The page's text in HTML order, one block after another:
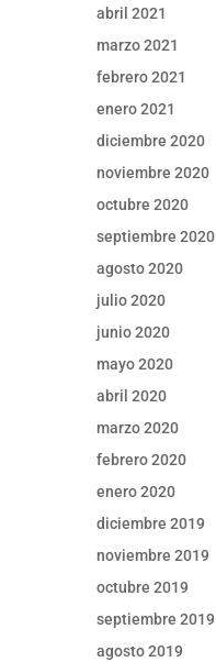
abril 2021
marzo 2021
febrero 2021
enero 2021
diciembre 2020
noviembre 2020
octubre 2020
septiembre 2020
agosto 2020
julio 2020
junio 2020
mayo 2020
abril 2020
marzo 2020
febrero 2020
enero 2020
diciembre 2019
noviembre 2019
octubre 2019
septiembre 2019
agosto 2019